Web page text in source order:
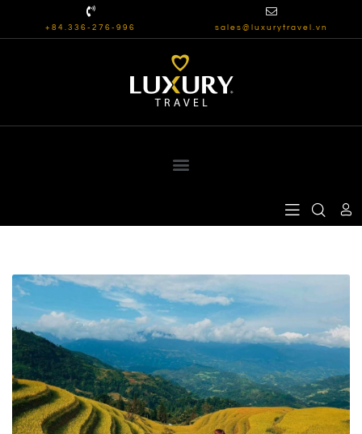
+84.336-276-996 sales@luxurytravel.vn